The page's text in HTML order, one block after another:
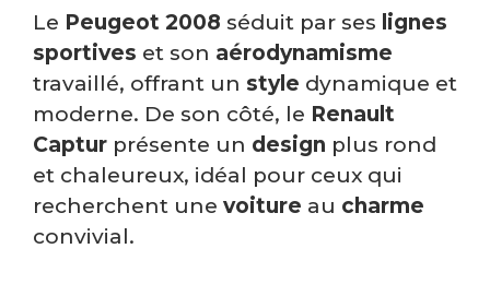
Le Peugeot 2008 séduit par ses lignes
sportives et son aérodynamisme
travaillé, offrant un style dynamique et
moderne. De son côté, le Renault
Captur présente un design plus rond
et chaleureux, idéal pour ceux qui
recherchent une voiture au charme
convivial.